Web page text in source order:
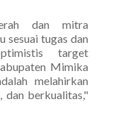
dan mitra
sesuai tugas dan
target
Mimika
melahirkan
dan berkualitas,"